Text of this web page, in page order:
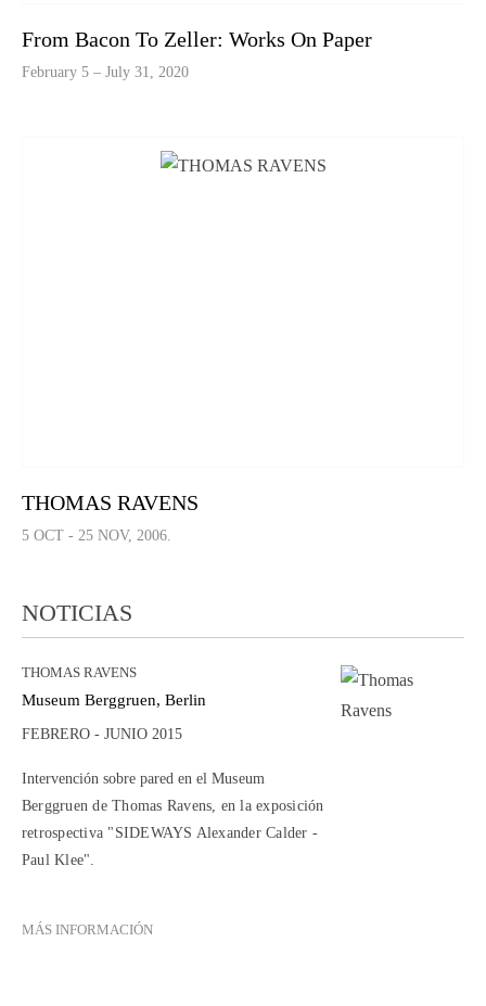
From Bacon To Zeller: Works On Paper
February 5 – July 31, 2020
THOMAS RAVENS
5 OCT - 25 NOV, 2006.
NOTICIAS
THOMAS RAVENS
Museum Berggruen, Berlin
FEBRERO - JUNIO 2015
Intervención sobre pared en el Museum
Berggruen de Thomas Ravens, en la exposición
retrospectiva "SIDEWAYS Alexander Calder -
Paul Klee".
MÁS INFORMACIÓN